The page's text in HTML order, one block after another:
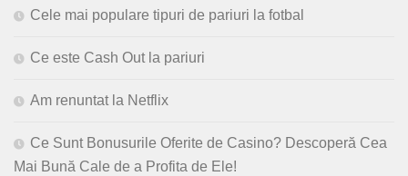
Cele mai populare tipuri de pariuri la fotbal
Ce este Cash Out la pariuri
Am renuntat la Netflix
Ce Sunt Bonusurile Oferite de Casino? Descoperă Cea
Mai Bună Cale de a Profita de Ele!